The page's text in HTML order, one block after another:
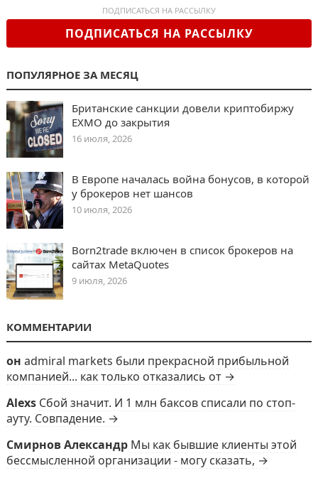
ПОДПИСАТЬСЯ НА РАССЫЛКУ
ПОДПИСАТЬСЯ НА РАССЫЛКУ
ПОПУЛЯРНОЕ ЗА МЕСЯЦ
Британские санкции довели криптобиржу
EXMO до закрытия
16 июля, 2026
В Европе началась война бонусов, в которой
у брокеров нет шансов
10 июля, 2026
Born2trade включен в список брокеров на
сайтах MetaQuotes
9 июля, 2026
КОММЕНТАРИИ
он admiral markets были прекрасной прибыльной
компанией... как только отказались от →
Alexs Сбой значит. И 1 млн баксов списали по стоп-
ауту. Совпадение. →
Смирнов Александр Мы как бывшие клиенты этой
бессмысленной организации - могу сказать, →